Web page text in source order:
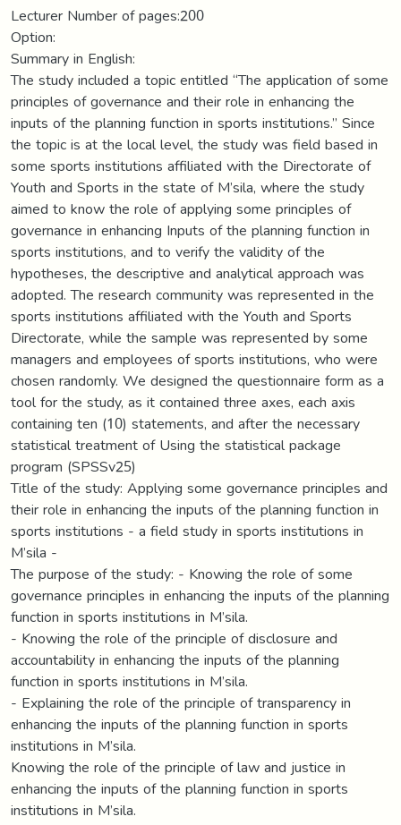
Lecturer Number of pages:200
Option:
Summary in English:
The study included a topic entitled “The application of some
principles of governance and their role in enhancing the
inputs of the planning function in sports institutions.” Since
the topic is at the local level, the study was field based in
some sports institutions affiliated with the Directorate of
Youth and Sports in the state of M’sila, where the study
aimed to know the role of applying some principles of
governance in enhancing Inputs of the planning function in
sports institutions, and to verify the validity of the
hypotheses, the descriptive and analytical approach was
adopted. The research community was represented in the
sports institutions affiliated with the Youth and Sports
Directorate, while the sample was represented by some
managers and employees of sports institutions, who were
chosen randomly. We designed the questionnaire form as a
tool for the study, as it contained three axes, each axis
containing ten (10) statements, and after the necessary
statistical treatment of Using the statistical package
program (SPSSv25)
Title of the study: Applying some governance principles and
their role in enhancing the inputs of the planning function in
sports institutions - a field study in sports institutions in
M’sila -
The purpose of the study: - Knowing the role of some
governance principles in enhancing the inputs of the planning
function in sports institutions in M’sila.
- Knowing the role of the principle of disclosure and
accountability in enhancing the inputs of the planning
function in sports institutions in M’sila.
- Explaining the role of the principle of transparency in
enhancing the inputs of the planning function in sports
institutions in M’sila.
Knowing the role of the principle of law and justice in
enhancing the inputs of the planning function in sports
institutions in M’sila.